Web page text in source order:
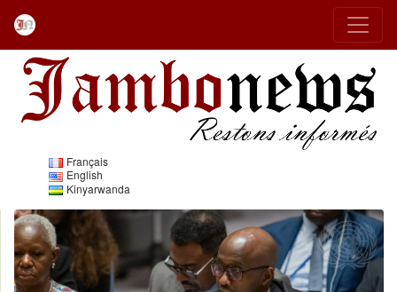
Français
English
Kinyarwanda